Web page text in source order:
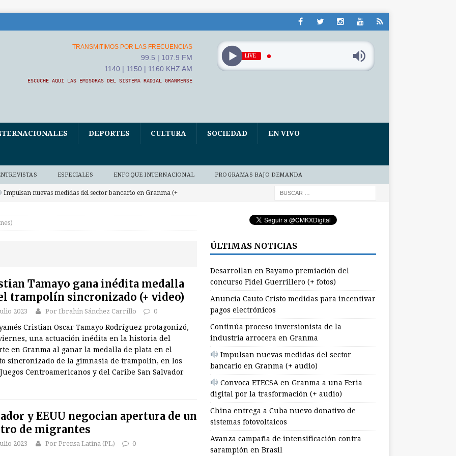
TRANSMITIMOS POR LAS FRECUENCIAS
99.5 | 107.9 FM
1140 | 1150 | 1160 KHZ AM
ESCUCHE AQUÍ LAS EMISORAS DEL SISTEMA RADIAL GRANMENSE
LIVE
DEPORTES CULTURA SOCIEDAD EN VIVO
ESPECIALES ENFOQUE INTERNACIONAL PROGRAMAS BAJO DEMANDA
Impulsan nuevas medidas del sector bancario en Granma (+
Convoca ETECSA en Granma a una Feria digital por la
campaña de intensificación contra sarampión en Brasil
en Bayamo premiación del concurso Fidel Guerrillero
Cauto Cristo medidas para incentivar pagos electrónicos
Tamayo gana inédita medalla
trampolín sincronizado (+ video)
2023 Por Ibrahín Sánchez Carrillo 0
Cristian Oscar Tamayo Rodríguez protagonizó,
una actuación inédita en la historia del
en Granma al ganar la medalla de plata en el
sincronizado de la gimnasia de trampolín, en los
Centroamericanos y del Caribe San Salvador
y EEUU negocian apertura de un
de migrantes
2023 Por Prensa Latina (PL) 0
ÚLTIMAS NOTICIAS
Desarrollan en Bayamo premiación del
concurso Fidel Guerrillero (+ fotos)
Anuncia Cauto Cristo medidas para incentivar
pagos electrónicos
Continúa proceso inversionista de la
industria arrocera en Granma
Impulsan nuevas medidas del sector
bancario en Granma (+ audio)
Convoca ETECSA en Granma a una Feria
digital por la trasformación (+ audio)
China entrega a Cuba nuevo donativo de
sistemas fotovoltaicos
Avanza campaña de intensificación contra
sarampión en Brasil